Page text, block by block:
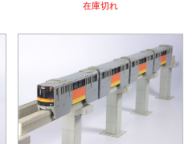
在庫切れ